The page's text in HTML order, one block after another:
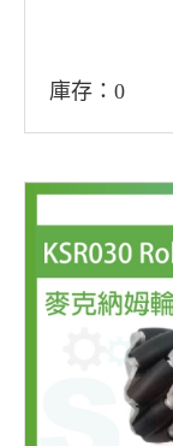
庫存：0